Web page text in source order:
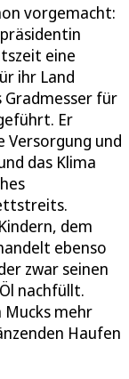
vorgemacht:
eine
ihr Land
für
Er
Versorgung und
das Klima
dem
ebenso
zwar seinen
nachfüllt.
mehr
Haufen